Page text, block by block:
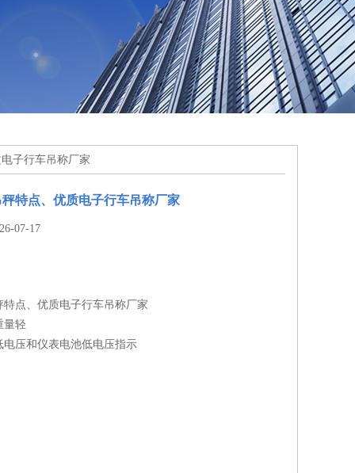
子行车吊称厂家
特点、优质电子行车吊称厂家
07-17
特点、优质电子行车吊称厂家
量轻
电压和仪表电池低电压指示